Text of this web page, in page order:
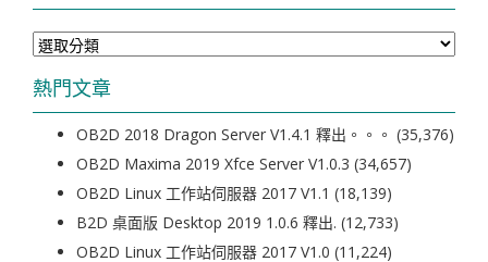
分
類
熱門文章
OB2D 2018 Dragon Server V1.4.1 釋出。。。 (35,376)
OB2D Maxima 2019 Xfce Server V1.0.3 (34,657)
OB2D Linux 工作站伺服器 2017 V1.1 (18,139)
B2D 桌面版 Desktop 2019 1.0.6 釋出. (12,733)
OB2D Linux 工作站伺服器 2017 V1.0 (11,224)